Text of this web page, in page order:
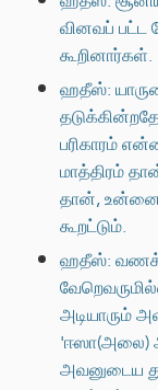
வினவப்
கூறினார்கள்.
ஹதீஸ்:
பரிகாரம்
மாத்திரம்
தான்,
கூறட்டும்.
ஹதீஸ்:
அடியாரும்
'ஈஸா(அலை)
அவனுடைய